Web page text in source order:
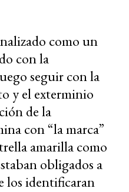
como un
con la
seguir con la
y el exterminio
de la
con “la marca”
amarilla como
obligados a
los identificaran